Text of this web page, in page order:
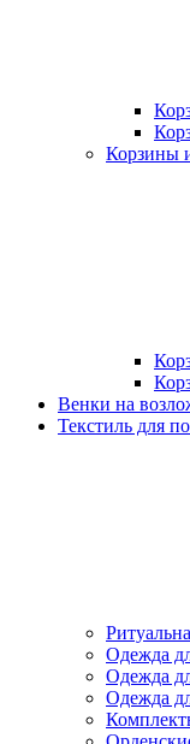
Корзины
Венки на
Текстиль для
Одежда
Одежда
Одежда